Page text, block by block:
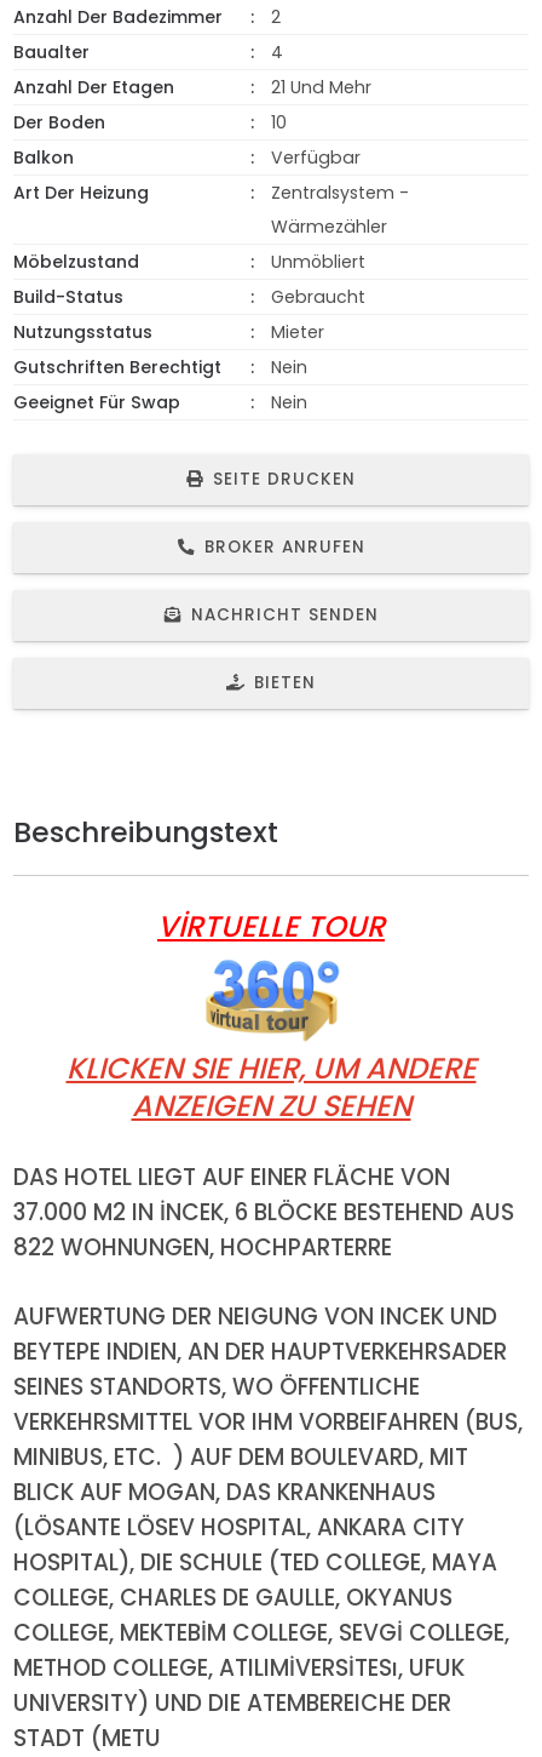
Anzahl Der Badezimmer
2
Baualter
4
Anzahl Der Etagen
21 Und Mehr
Der Boden
10
Balkon
Verfügbar
Art Der Heizung
Zentralsystem -
Wärmezähler
Möbelzustand
Unmöbliert
Build-Status
Gebraucht
Nutzungsstatus
Mieter
Gutschriften Berechtigt
Nein
Geeignet Für Swap
Nein
SEITE DRUCKEN
BROKER ANRUFEN
NACHRICHT SENDEN
BIETEN
Beschreibungstext
VİRTUELLE TOUR
KLICKEN SIE HIER, UM ANDERE
ANZEIGEN ZU SEHEN
DAS HOTEL LIEGT AUF EINER FLÄCHE VON
37.000 M2 IN İNCEK, 6 BLÖCKE BESTEHEND AUS
822 WOHNUNGEN, HOCHPARTERRE
AUFWERTUNG DER NEIGUNG VON INCEK UND
BEYTEPE INDIEN, AN DER HAUPTVERKEHRSADER
SEINES STANDORTS, WO ÖFFENTLICHE
VERKEHRSMITTEL VOR IHM VORBEIFAHREN (BUS,
MINIBUS, ETC. ) AUF DEM BOULEVARD, MIT
BLICK AUF MOGAN, DAS KRANKENHAUS
(LÖSANTE LÖSEV HOSPITAL, ANKARA CITY
HOSPITAL), DIE SCHULE (TED COLLEGE, MAYA
COLLEGE, CHARLES DE GAULLE, OKYANUS
COLLEGE, MEKTEBİM COLLEGE, SEVGİ COLLEGE,
METHOD COLLEGE, ATILIMİVERSİTESı, UFUK
UNIVERSITY) UND DIE ATEMBEREICHE DER
STADT (METU